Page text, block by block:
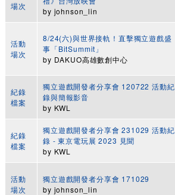
場次
by johnson_lin
活動
場次
8/24(六)與世界接軌！直擊獨立遊戲盛
事「BitSummit」
by DAKUO高雄數創中心
紀錄
檔案
獨立遊戲開發者分享會 120722 活動紀
錄與簡報影音
by KWL
紀錄
檔案
獨立遊戲開發者分享會 231029 活動紀
錄 - 東京電玩展 2023 見聞
by KWL
活動
場次
獨立遊戲開發者分享會 171029
by johnson_lin